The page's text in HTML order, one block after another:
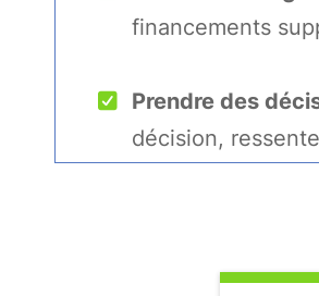
financements
Prendre des
décision,